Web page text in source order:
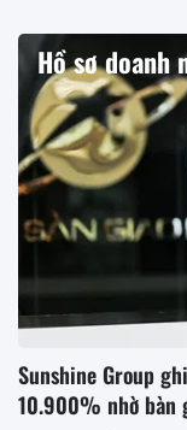
Hồ sơ doanh
Sunshine Group
10.900% nhờ bàn